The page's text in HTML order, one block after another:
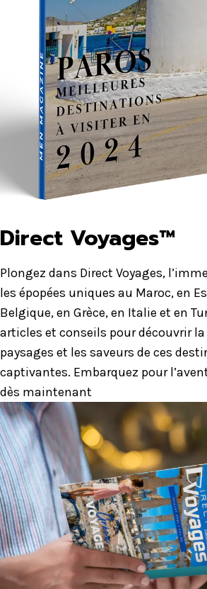
Direct Voyages™
Plongez dans Direct Voyages,
les épopées uniques au Maroc, en
Belgique, en Grèce, en Italie et en
articles et conseils pour découvrir
paysages et les saveurs de ces
captivantes. Embarquez pour
dès maintenant